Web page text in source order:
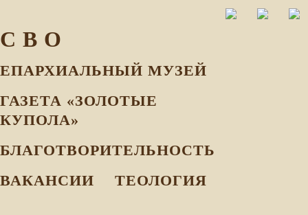
С В О
ЕПАРХИАЛЬНЫЙ МУЗEЙ
ГАЗЕТА «ЗОЛОТЫЕ
КУПОЛА»
БЛАГОТВОРИТЕЛЬНОСТЬ
ВАКАНСИИ
ТЕОЛОГИЯ